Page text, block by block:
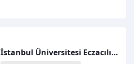
İstanbul Üniversitesi Eczacılık Fakültesi